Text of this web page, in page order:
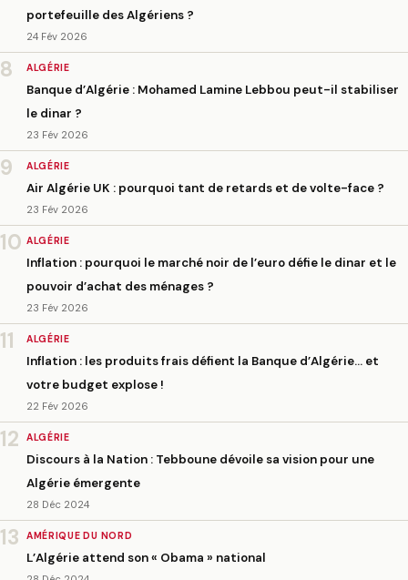
portefeuille des Algériens ?
24 Fév 2026
8 ALGÉRIE
Banque d’Algérie : Mohamed Lamine Lebbou peut-il stabiliser
le dinar ?
23 Fév 2026
9 ALGÉRIE
Air Algérie UK : pourquoi tant de retards et de volte-face ?
23 Fév 2026
10 ALGÉRIE
Inflation : pourquoi le marché noir de l’euro défie le dinar et le
pouvoir d’achat des ménages ?
23 Fév 2026
11 ALGÉRIE
Inflation : les produits frais défient la Banque d’Algérie… et
votre budget explose !
22 Fév 2026
12 ALGÉRIE
Discours à la Nation : Tebboune dévoile sa vision pour une
Algérie émergente
28 Déc 2024
13 AMÉRIQUE DU NORD
L’Algérie attend son « Obama » national